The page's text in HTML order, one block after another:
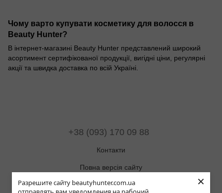
Разрешите сайту beautyhunter.com.ua
×
Чому варто купувати косметику для волосся в
Beauty Hunter?
В інтернет-магазині Beauty Hunter представлений широкий
асортимент сертифікованої продукції, вигідні ціни, регулярні
акції та швидка доставка по всій Україні.
+38 (093) 170 09 88
Контакти
Повна версія сайту
Мапа сайту